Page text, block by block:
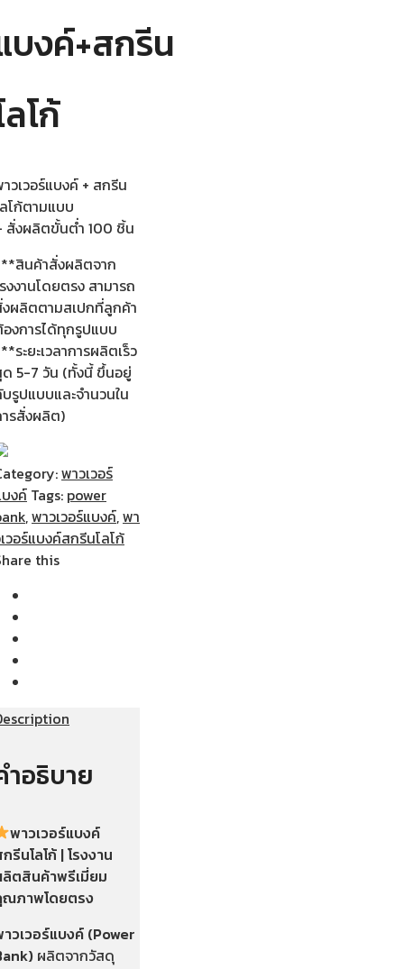
บงค์+สกรีน
ลโก้
วเวอร์แบงค์ + สกรีน
โก้ตามแบบ
สั่งผลิตขั้นต่ำ 100 ชิ้น
สินค้าสั่งผลิตจาก
งงานโดยตรง สามารถ
ผลิตตามสเปกที่ลูกค้า
งการได้ทุกรูปแบบ
ระยะเวลาการผลิตเร็ว
5-7 วัน (ทั้งนี้ ขึ้นอยู่
รูปแบบและจำนวนใน
รสั่งผลิต)
พาวเวอร์
งค์ Tags: power
,พาวเวอร์แบงค์,พา
วอร์แบงค์สกรีนโลโก้
this
ำอธิบาย
พาวเวอร์แบงค์
รีนโลโก้ | โรงงาน
ตสินค้าพรีเมี่ยม
ภาพโดยตรง
วเวอร์แบงค์ (Power
ผลิตจากวัสดุ